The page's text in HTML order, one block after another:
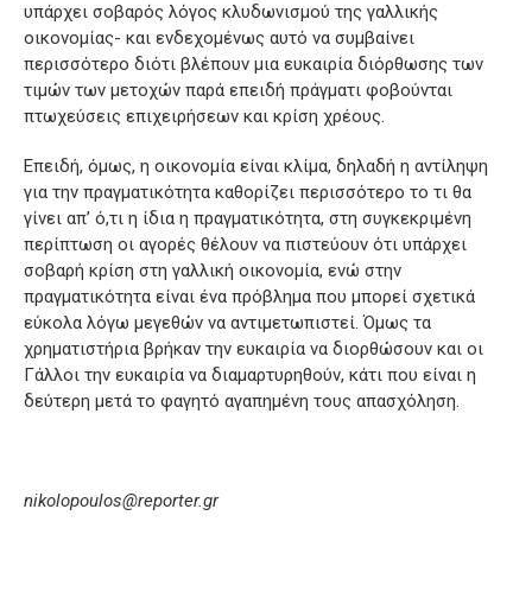
υπάρχει σοβαρός λόγος κλυδωνισμού της γαλλικής
οικονομίας- και ενδεχομένως αυτό να συμβαίνει
περισσότερο διότι βλέπουν μια ευκαιρία διόρθωσης των
τιμών των μετοχών παρά επειδή πράγματι φοβούνται
πτωχεύσεις επιχειρήσεων και κρίση χρέους.
Επειδή, όμως, η οικονομία είναι κλίμα, δηλαδή η αντίληψη
για την πραγματικότητα καθορίζει περισσότερο το τι θα
γίνει απ’ ό,τι η ίδια η πραγματικότητα, στη συγκεκριμένη
περίπτωση οι αγορές θέλουν να πιστεύουν ότι υπάρχει
σοβαρή κρίση στη γαλλική οικονομία, ενώ στην
πραγματικότητα είναι ένα πρόβλημα που μπορεί σχετικά
εύκολα λόγω μεγεθών να αντιμετωπιστεί. Όμως τα
χρηματιστήρια βρήκαν την ευκαιρία να διορθώσουν και οι
Γάλλοι την ευκαιρία να διαμαρτυρηθούν, κάτι που είναι η
δεύτερη μετά το φαγητό αγαπημένη τους απασχόληση.
nikolopoulos@reporter.gr